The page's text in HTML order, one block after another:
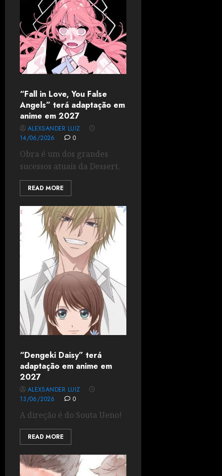
“Fall in Love, You False
Angels” terá adaptação em
anime em 2027
ALEXSANDER LUIZ
14/06/2026
0
Obra é um dos grandes
sucessos atuais da Dessert.
READ MORE
“Dengeki Daisy” terá
adaptação em anime em
2027
ALEXSANDER LUIZ
13/06/2026
0
A direção é do Souta Ueno!
READ MORE